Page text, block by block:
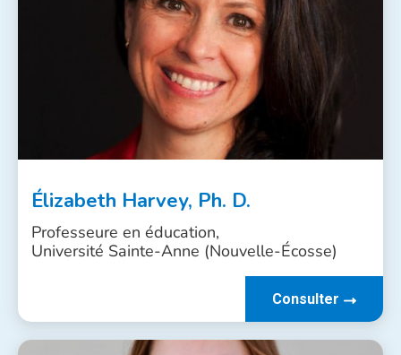
Élizabeth Harvey, Ph. D.
Professeure en éducation,
Université Sainte-Anne (Nouvelle-Écosse)
Consulter